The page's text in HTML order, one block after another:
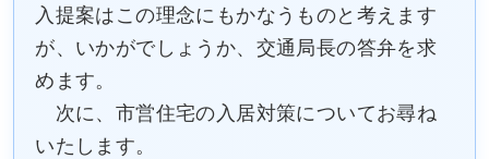
入提案はこの理念にもかなうものと考えます
が、いかがでしょうか、交通局長の答弁を求
めます。
次に、市営住宅の入居対策についてお尋ね
いたします。